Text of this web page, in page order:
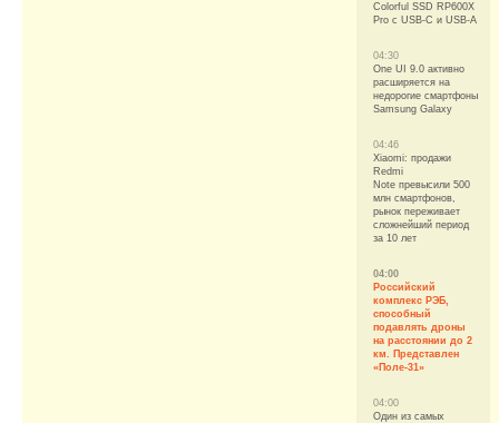
Colorful SSD RP600X
Pro с USB-C и USB-A
04:30
One UI 9.0 активно
расширяется на
недорогие смартфоны
Samsung Galaxy
04:46
Xiaomi: продажи
Redmi
Note превысили 500
млн смартфонов,
рынок переживает
сложнейший период
за 10 лет
04:00
Российский
комплекс РЭБ,
способный
подавлять дроны
на расстоянии до 2
км. Представлен
«Поле-31»
04:00
Один из самых